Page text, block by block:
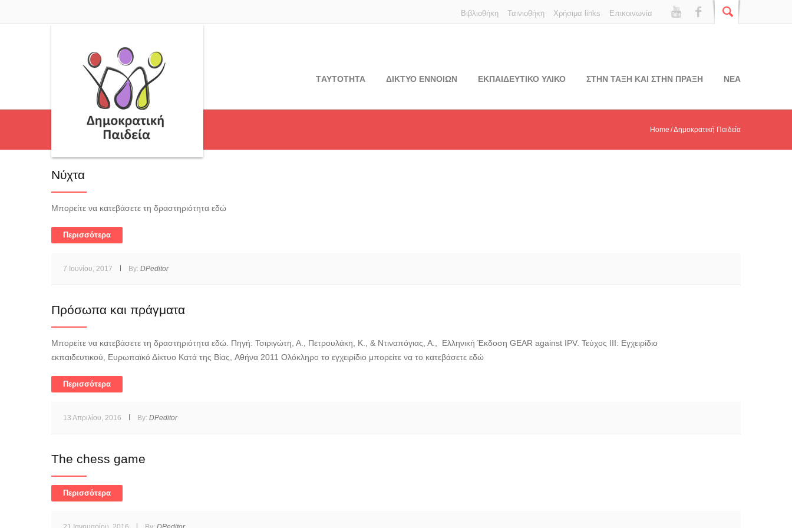
Επικοινωνία
Χρήσιμα links
Ταινιοθήκη
Βιβλιοθήκη
TΑΥΤΟΤΗΤΑ ΔΙΚΤΥΟ ΕΝΝΟΙΩΝ ΕΚΠΑΙΔΕΥΤΙΚΟ ΥΛΙΚΟ ΣΤΗΝ ΤΑΞΗ ΚΑΙ ΣΤΗΝ ΠΡΑΞΗ ΝΕΑ
Home Δημοκρατική Παιδεία
Νύχτα
Μπορείτε να κατεβάσετε τη δραστηριότητα εδώ
Περισσότερα
7 Ιουνίου, 2017 By: DPeditor
Πρόσωπα και πράγματα
Μπορείτε να κατεβάσετε τη δραστηριότητα εδώ. Πηγή: Τσιριγώτη, Α., Πετρουλάκη, Κ., & Ντιναπόγιας, Α., Ελληνική Έκδοση GEAR against IPV. Τεύχος ΙΙΙ: Εγχειρίδιο
εκπαιδευτικού, Ευρωπαϊκό Δίκτυο Κατά της Βίας, Αθήνα 2011 Ολόκληρο το εγχειρίδιο μπορείτε να το κατεβάσετε εδώ
Περισσότερα
13 Απριλίου, 2016 By: DPeditor
The chess game
Περισσότερα